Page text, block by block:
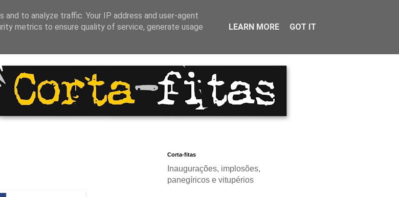
Corta-fitas
Inaugurações, implosões,
panegíricos e vitupérios
to analyze traffic. Your IP address and user-agent
metrics to ensure quality of service, generate usage
LEARN MORE GOT IT